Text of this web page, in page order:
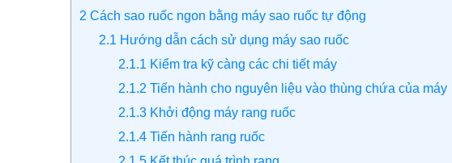
2 Cách sao ruốc ngon bằng máy sao ruốc tự động
2.1 Hướng dẫn cách sử dụng máy sao ruốc
2.1.1 Kiểm tra kỹ càng các chi tiết máy
2.1.2 Tiến hành cho nguyên liệu vào thùng chứa của máy
2.1.3 Khởi động máy rang ruốc
2.1.4 Tiến hành rang ruốc